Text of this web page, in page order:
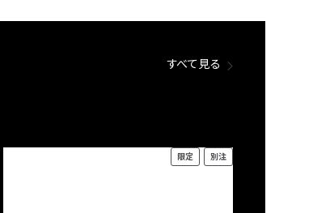
すべて見る
限定 別注